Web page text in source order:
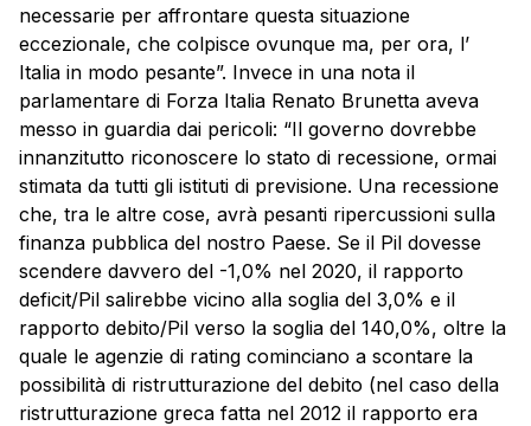
necessarie per affrontare questa situazione
eccezionale, che colpisce ovunque ma, per ora, l’
Italia in modo pesante”. Invece in una nota il
parlamentare di Forza Italia Renato Brunetta aveva
messo in guardia dai pericoli: “Il governo dovrebbe
innanzitutto riconoscere lo stato di recessione, ormai
stimata da tutti gli istituti di previsione. Una recessione
che, tra le altre cose, avrà pesanti ripercussioni sulla
finanza pubblica del nostro Paese. Se il Pil dovesse
scendere davvero del -1,0% nel 2020, il rapporto
deficit/Pil salirebbe vicino alla soglia del 3,0% e il
rapporto debito/Pil verso la soglia del 140,0%, oltre la
quale le agenzie di rating cominciano a scontare la
possibilità di ristrutturazione del debito (nel caso della
ristrutturazione greca fatta nel 2012 il rapporto era